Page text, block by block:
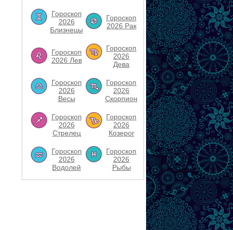
Гороскоп
2026
Близнецы
Гороскоп
2026 Рак
Гороскоп
2026 Лев
Гороскоп
2026
Дева
Гороскоп
2026
Весы
Гороскоп
2026
Скорпион
Гороскоп
2026
Стрелец
Гороскоп
2026
Козерог
Гороскоп
2026
Водолей
Гороскоп
2026
Рыбы